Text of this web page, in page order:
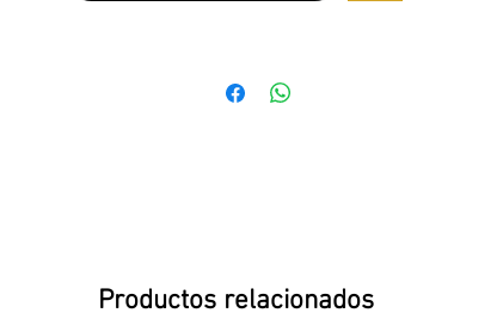
Productos relacionados